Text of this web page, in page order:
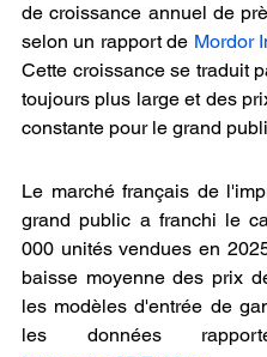
de croissance annuel de
selon un rapport de Mordor
Cette croissance se traduit
toujours plus large et des
constante pour le grand
Le marché français de
grand public a franchi le
000 unités vendues en
baisse moyenne des prix
les modèles d'entrée de